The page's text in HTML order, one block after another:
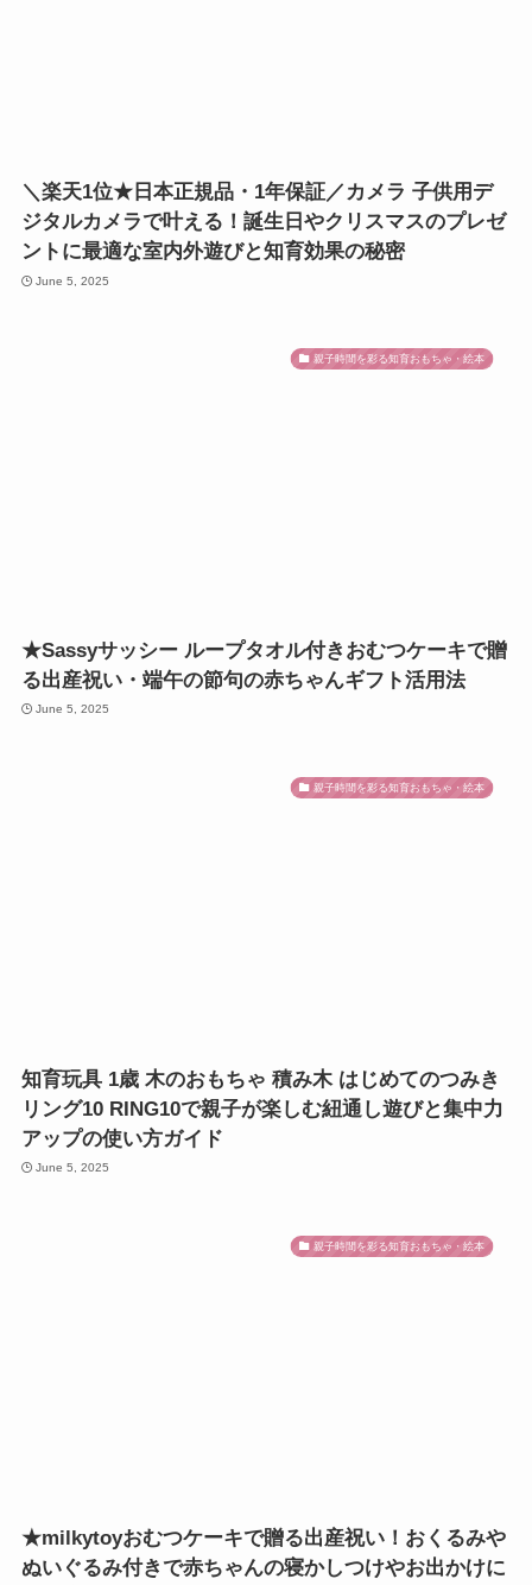
＼楽天1位★日本正規品・1年保証／カメラ 子供用デ
ジタルカメラで叶える！誕生日やクリスマスのプレゼ
ントに最適な室内外遊びと知育効果の秘密
June 5, 2025
親子時間を彩る知育おもちゃ・絵本
★Sassyサッシー ループタオル付きおむつケーキで贈
る出産祝い・端午の節句の赤ちゃんギフト活用法
June 5, 2025
親子時間を彩る知育おもちゃ・絵本
知育玩具 1歳 木のおもちゃ 積み木 はじめてのつみき
リング10 RING10で親子が楽しむ紐通し遊びと集中力
アップの使い方ガイド
June 5, 2025
親子時間を彩る知育おもちゃ・絵本
★milkytoyおむつケーキで贈る出産祝い！おくるみや
ぬいぐるみ付きで赤ちゃんの寝かしつけやお出かけに